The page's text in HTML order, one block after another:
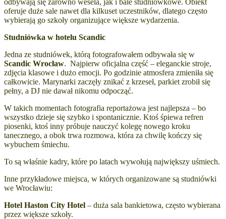
oferuje duże sale nawet dla kilkuset uczestników, dlatego często
wybierają go szkoły organizujące większe wydarzenia.
Studniówka w hotelu Scandic
Jedna ze studniówek, którą fotografowałem odbywała się w
Scandic Wrocław. Najpierw oficjalna część – eleganckie stroje,
zdjęcia klasowe i dużo emocji. Po godzinie atmosfera zmieniła się
całkowicie. Marynarki zaczęły znikać z krzeseł, parkiet zrobił się
pełny, a DJ nie dawał nikomu odpocząć.
W takich momentach fotografia reportażowa jest najlepsza – bo
wszystko dzieje się szybko i spontanicznie. Ktoś śpiewa refren
piosenki, ktoś inny próbuje nauczyć kolegę nowego kroku
tanecznego, a obok trwa rozmowa, która za chwilę kończy się
wybuchem śmiechu.
To są właśnie kadry, które po latach wywołują największy uśmiech.
Inne przykładowe miejsca, w których organizowane są studniówki
we Wrocławiu:
Hotel Haston City Hotel – duża sala bankietowa, często wybierana
przez większe szkoły.